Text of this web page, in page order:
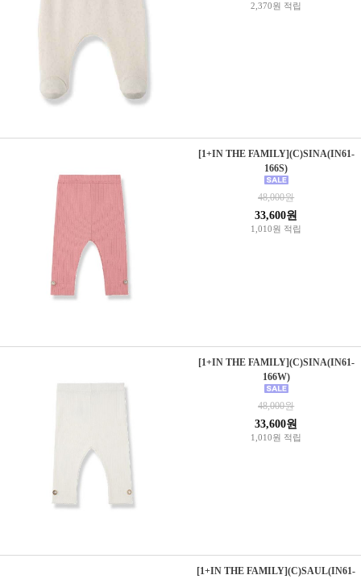
2,370원 적립
[1+IN THE FAMILY](C)SINA(IN61-
166S)
48,000원
33,600원
1,010원 적립
[1+IN THE FAMILY](C)SINA(IN61-
166W)
48,000원
33,600원
1,010원 적립
[1+IN THE FAMILY](C)SAUL(IN61-